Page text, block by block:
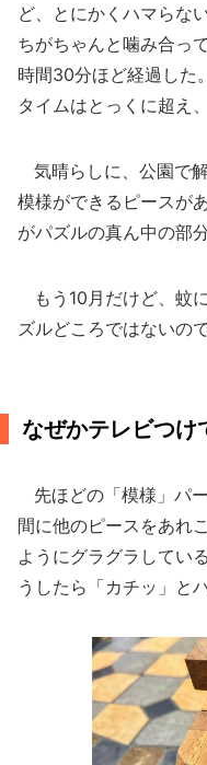
ど、とにかくハマらな
ちがちゃんと噛み合っ
時間30分ほど経過した
タイムはとっくに超え
気晴らしに、公園で
模様ができるピースが
がパズルの真ん中の部
もう10月だけど、蚊
ズルどころではないの
なぜかテレビつけ
先ほどの「模様」パ
間に他のピースをあれ
ようにグラグラしてい
うしたら「カチッ」と